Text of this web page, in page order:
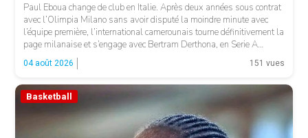
Paul Eboua change de club en Italie. Après deux années sous contrat
avec l’Olimpia Milano sans avoir disputé la moindre minute avec
l’équipe première, l’international camerounais tourne définitivement la
page milanaise et s’engage avec Bertram Derthona, en Serie A
italienne. LA SUITE APRÈS LA PUBLICITÉ Arrivé à Milan en 2024
pour un contrat de […]
04 août 2026 151 vues
Basketball